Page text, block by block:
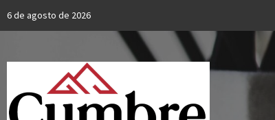
6 de agosto de 2026